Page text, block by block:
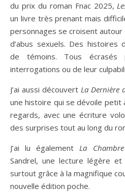
du prix du roman Fnac 2025,
un livre très prenant mais
personnages se croisent
d’abus sexuels. Des histoires
de témoins. Tous
interrogations ou de leur
J’ai aussi découvert La Dernière
une histoire qui se dévoile
regards, avec une écriture
des surprises tout au long du
J’ai lu égalementLa
Sandrel, une lecture légère
surtout grâce à la magnifique
nouvelle édition poche.